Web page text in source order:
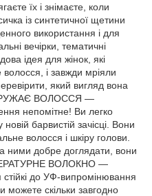
їх і знімаєте, коли
із синтетичної щетини
використання і для
вечірки, тематичні
ідея для жінок, які
і завжди мріяли
який вигляд вона
ЗРУЖАЄ ВОЛОССЯ —
непомітне! Ви легко
барвистій зачісці. Вони
волосся і шкіру голови.
ними добре доглядати, вони
ВОЛОКНО —
стійкі до УФ-випромінювання
можете скільки завгодно